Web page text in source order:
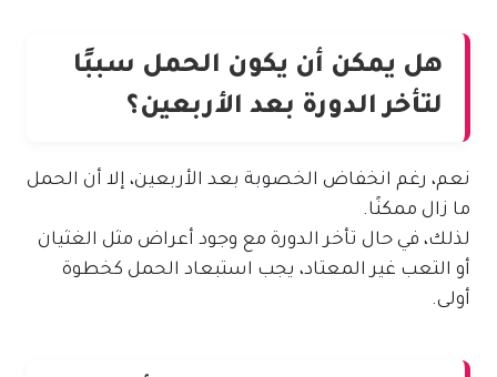
هل يمكن أن يكون الحمل سببًا
لتأخر الدورة بعد الأربعين؟
نعم، رغم انخفاض الخصوبة بعد الأربعين، إلا أن الحمل
ما زال ممكنًا.
لذلك، في حال تأخر الدورة مع وجود أعراض مثل الغثيان
أو التعب غير المعتاد، يجب استبعاد الحمل كخطوة
أولى.